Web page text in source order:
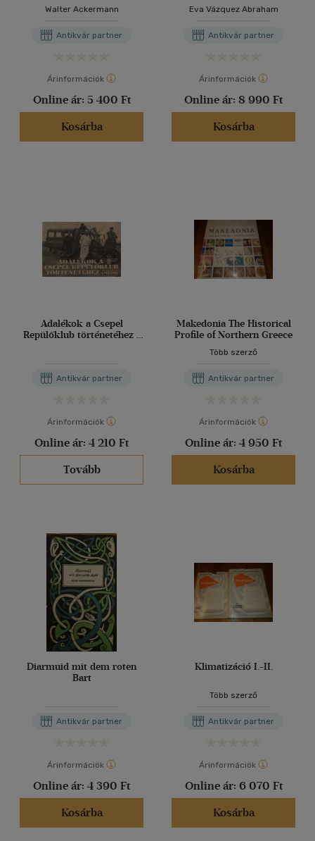
Walter Ackermann
Antikvár partner
Árinformációk
Online ár: 5 400 Ft
Kosárba
Eva Vázquez Abraham
Antikvár partner
Árinformációk
Online ár: 8 990 Ft
Kosárba
Adalékok a Csepel
Repülőklub történetéhez -
Antikvár partner
Árinformációk
Online ár: 4 210 Ft
Tovább
Makedonia The Historical
Profile of Northern Greece
Több szerző
Antikvár partner
Árinformációk
Online ár: 4 950 Ft
Kosárba
Diarmuid mit dem roten
Bart
Antikvár partner
Árinformációk
Online ár: 4 390 Ft
Kosárba
Klimatizáció I.-II.
Több szerző
Antikvár partner
Árinformációk
Online ár: 6 070 Ft
Kosárba